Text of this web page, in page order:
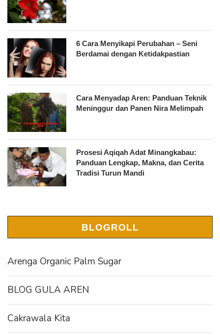
6 Cara Menyikapi Perubahan – Seni
Berdamai dengan Ketidakpastian
Cara Menyadap Aren: Panduan Teknik
Meninggur dan Panen Nira Melimpah
Prosesi Aqiqah Adat Minangkabau:
Panduan Lengkap, Makna, dan Cerita
Tradisi Turun Mandi
BLOGROLL
Arenga Organic Palm Sugar
BLOG GULA AREN
Cakrawala Kita